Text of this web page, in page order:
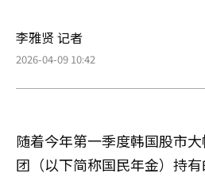
李雅贤 记者
2026-04-09 10:42
随着今年第一季度韩国股市
团（以下简称国民年金）持